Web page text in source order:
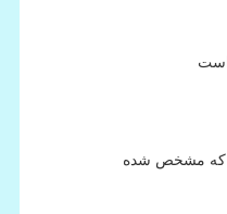
است
که مشخص شده